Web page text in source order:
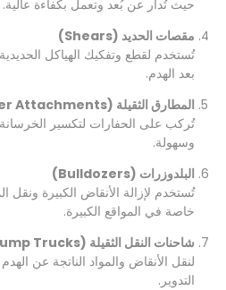
حيث تُدار عن بُعد وتعمل بكفاءة عالية.
مقصات الحديد (Shears)
تُستخدم لقطع وتفكيك الهياكل
بعد الهدم.
المطارق الثقيلة (Hammer Attachments)
تُركب على الحفارات لتكسير
وسهولة.
البلدوزرات (Bulldozers)
تُستخدم لإزالة الأنقاض الكبيرة ونقل
خاصة في المواقع الكبيرة.
شاحنات النقل الثقيلة (Dump Trucks)
لنقل الأنقاض والمواد الناتجة عن
التدوير.